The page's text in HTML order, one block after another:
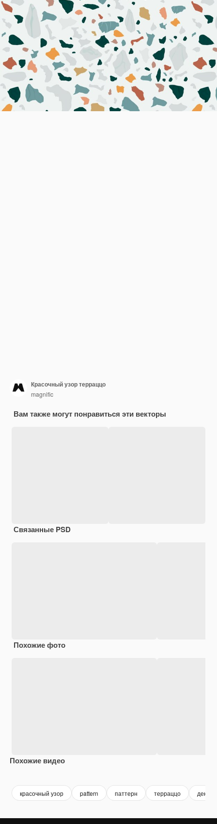
Красочный узор терраццо
magnific
Вам также могут понравиться эти векторы
Связанные PSD
Похожие фото
Похожие видео
красочный узор pattern паттерн терраццо